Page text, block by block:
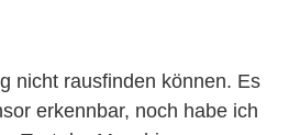
nicht rausfinden können. Es
erkennbar, noch habe ich